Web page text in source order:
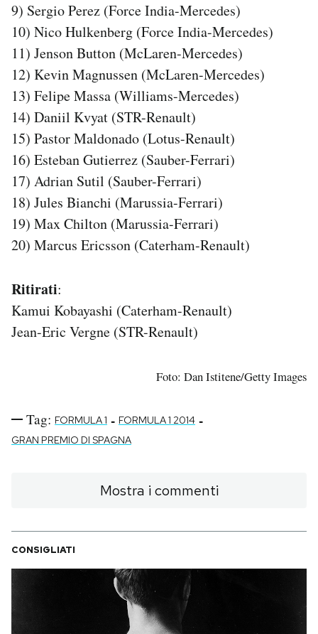
Notifiche mobile
Regala il Post
9) Sergio Perez (Force India-Mercedes)
10) Nico Hulkenberg (Force India-Mercedes)
11) Jenson Button (McLaren-Mercedes)
12) Kevin Magnussen (McLaren-Mercedes)
13) Felipe Massa (Williams-Mercedes)
14) Daniil Kvyat (STR-Renault)
15) Pastor Maldonado (Lotus-Renault)
16) Esteban Gutierrez (Sauber-Ferrari)
17) Adrian Sutil (Sauber-Ferrari)
18) Jules Bianchi (Marussia-Ferrari)
19) Max Chilton (Marussia-Ferrari)
20) Marcus Ericsson (Caterham-Renault)
Ritirati:
Kamui Kobayashi (Caterham-Renault)
Jean-Eric Vergne (STR-Renault)
Foto: Dan Istitene/Getty Images
Tag: FORMULA 1 - FORMULA 1 2014 -
GRAN PREMIO DI SPAGNA
Mostra i commenti
CONSIGLIATI